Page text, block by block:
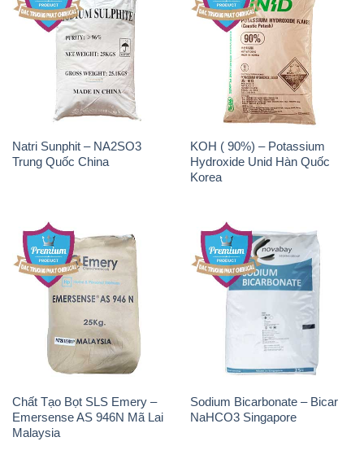
Natri Sunphit – NA2SO3
Trung Quốc China
KOH ( 90%) – Potassium
Hydroxide Unid Hàn Quốc
Korea
Chất Tạo Bọt SLS Emery –
Emersense AS 946N Mã Lai
Malaysia
Sodium Bicarbonate – Bicar
NaHCO3 Singapore